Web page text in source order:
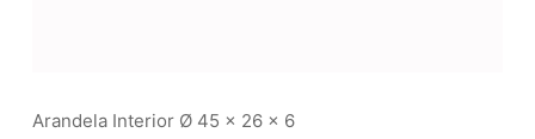
Arandela Interior Ø 45 x 26 x 6